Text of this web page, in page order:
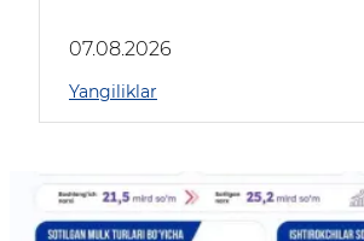
07.08.2026
Yangiliklar